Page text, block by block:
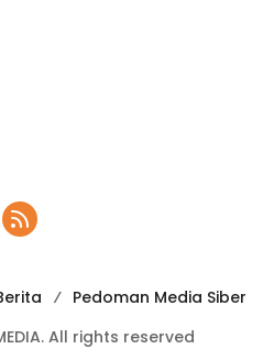
Pedoman Media Siber
All rights reserved